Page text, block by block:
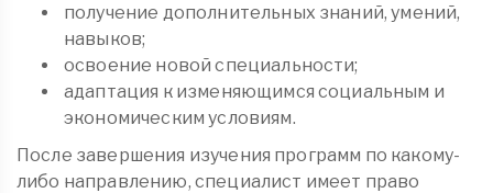
получение дополнительных знаний, умений,
навыков;
освоение новой специальности;
адаптация к изменяющимся социальным и
экономическим условиям.
После завершения изучения программ по какому-
либо направлению, специалист имеет право